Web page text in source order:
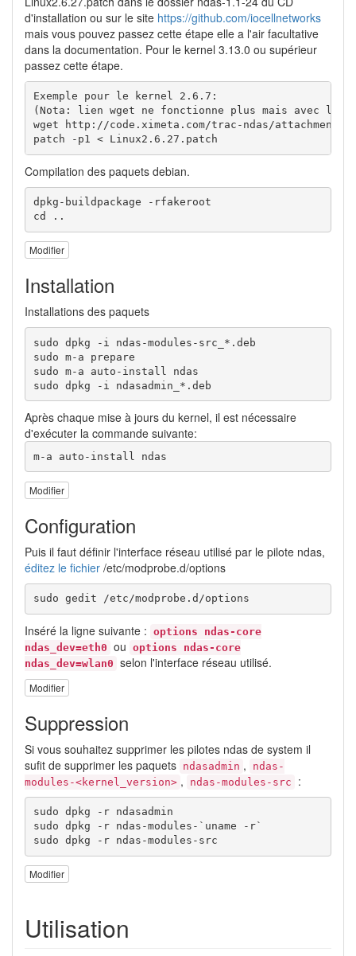
d'installation ou sur le site https://github.com/iocellnetworks
mais vous pouvez passez cette étape elle a l'air facultative
dans la documentation. Pour le kernel 3.13.0 ou supérieur
passez cette étape.
Exemple pour le kernel 2.6.7:
(Nota: lien wget ne fonctionne plus mais avec
wget http://code.ximeta.com/trac-ndas/attachment/
patch -p1 < Linux2.6.27.patch
Compilation des paquets debian.
dpkg-buildpackage -rfakeroot
cd ..
Modifier
Installation
Installations des paquets
sudo dpkg -i ndas-modules-src_*.deb
sudo m-a prepare
sudo m-a auto-install ndas
sudo dpkg -i ndasadmin_*.deb
Après chaque mise à jours du kernel, il est nécessaire
d'exécuter la commande suivante:
m-a auto-install ndas
Modifier
Configuration
Puis il faut définir l'interface réseau utilisé par le pilote ndas,
éditez le fichier /etc/modprobe.d/options
sudo gedit /etc/modprobe.d/options
Inséré la ligne suivante : options ndas-core
ndas_dev=eth0 ou options ndas-core
ndas_dev=wlan0 selon l'interface réseau utilisé.
Modifier
Suppression
Si vous souhaitez supprimer les pilotes ndas de system il
sufit de supprimer les paquets ndasadmin ,
ndas-
modules-<kernel_version> , ndas-modules-src :
sudo dpkg -r ndasadmin
sudo dpkg -r ndas-modules-`uname -r`
sudo dpkg -r ndas-modules-src
Modifier
Utilisation